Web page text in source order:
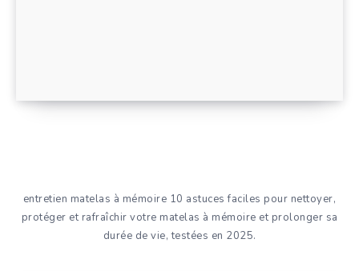
entretien matelas à mémoire 10 astuces faciles pour nettoyer,
protéger et rafraîchir votre matelas à mémoire et prolonger sa
durée de vie, testées en 2025.